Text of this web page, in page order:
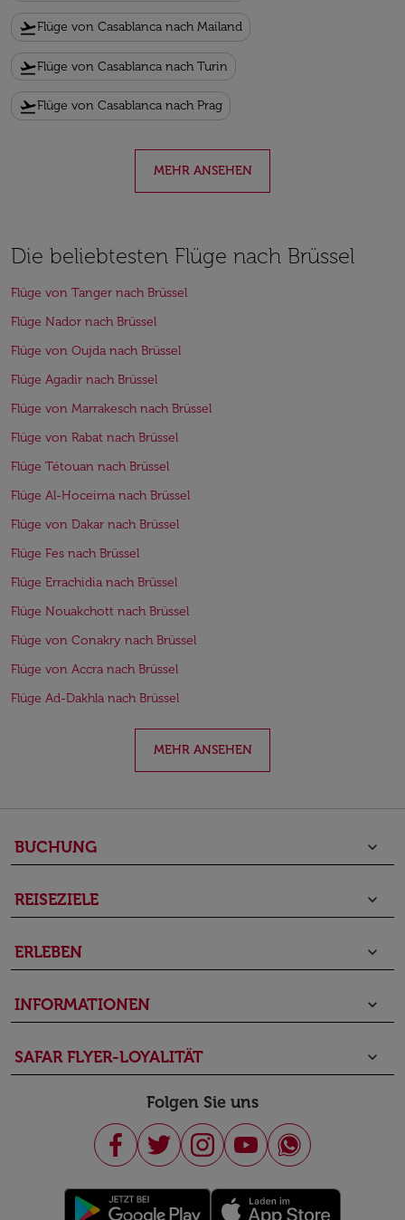
flight_takeoffFlüge von Casablanca nach Mailand
flight_takeoffFlüge von Casablanca nach Turin
flight_takeoffFlüge von Casablanca nach Prag
MEHR ANSEHEN
Die beliebtesten Flüge nach Brüssel
Flüge von Tanger nach Brüssel
Flüge Nador nach Brüssel
Flüge von Oujda nach Brüssel
Flüge Agadir nach Brüssel
Flüge von Marrakesch nach Brüssel
Flüge von Rabat nach Brüssel
Flüge Tétouan nach Brüssel
Flüge Al-Hoceima nach Brüssel
Flüge von Dakar nach Brüssel
Flüge Fes nach Brüssel
Flüge Errachidia nach Brüssel
Flüge Nouakchott nach Brüssel
Flüge von Conakry nach Brüssel
Flüge von Accra nach Brüssel
Flüge Ad-Dakhla nach Brüssel
MEHR ANSEHEN
BUCHUNG keyboard_arrow_down
REISEZIELE keyboard_arrow_down
ERLEBEN keyboard_arrow_down
INFORMATIONEN keyboard_arrow_down
SAFAR FLYER-LOYALITÄT keyboard_arrow_down
Folgen Sie uns